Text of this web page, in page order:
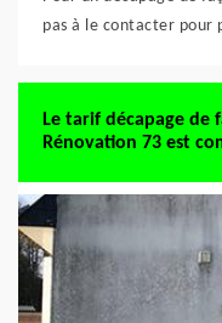
pas à le contacter pour
Le tarif décapage de
Rénovation 73 est